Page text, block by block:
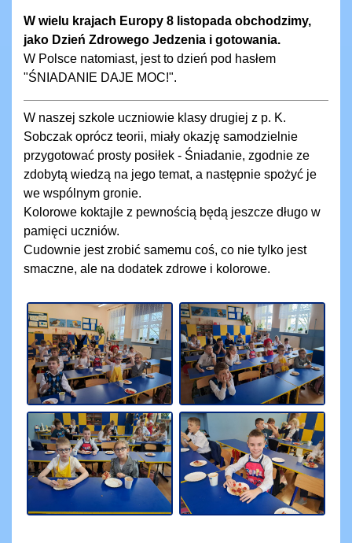
W wielu krajach Europy 8 listopada obchodzimy,
jako Dzień Zdrowego Jedzenia i gotowania.
W Polsce natomiast, jest to dzień pod hasłem
"ŚNIADANIE DAJE MOC!".
W naszej szkole uczniowie klasy drugiej z p. K.
Sobczak oprócz teorii, miały okazję samodzielnie
przygotować prosty posiłek - Śniadanie, zgodnie ze
zdobytą wiedzą na jego temat, a następnie spożyć je
we wspólnym gronie.
Kolorowe koktajle z pewnością będą jeszcze długo w
pamięci uczniów.
Cudownie jest zrobić samemu coś, co nie tylko jest
smaczne, ale na dodatek zdrowe i kolorowe.